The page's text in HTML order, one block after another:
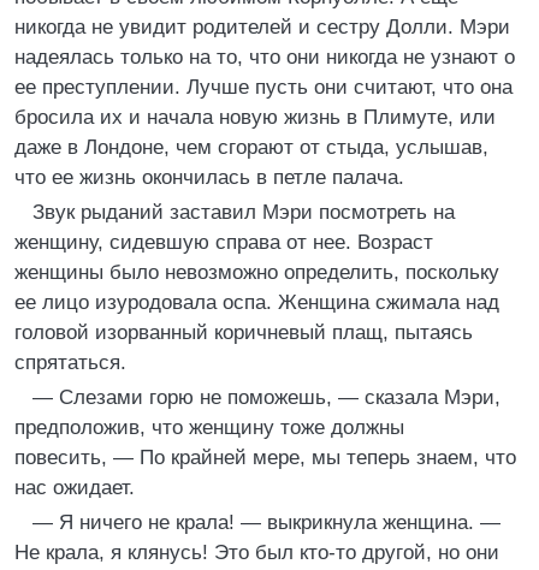
никогда не увидит родителей и сестру Долли. Мэри
надеялась только на то, что они никогда не узнают о
ее преступлении. Лучше пусть они считают, что она
бросила их и начала новую жизнь в Плимуте, или
даже в Лондоне, чем сгорают от стыда, услышав,
что ее жизнь окончилась в петле палача.
Звук рыданий заставил Мэри посмотреть на
женщину, сидевшую справа от нее. Возраст
женщины было невозможно определить, поскольку
ее лицо изуродовала оспа. Женщина сжимала над
головой изорванный коричневый плащ, пытаясь
спрятаться.
— Слезами горю не поможешь, — сказала Мэри,
предположив, что женщину тоже должны
повесить, — По крайней мере, мы теперь знаем, что
нас ожидает.
— Я ничего не крала! — выкрикнула женщина. —
Не крала, я клянусь! Это был кто-то другой, но они